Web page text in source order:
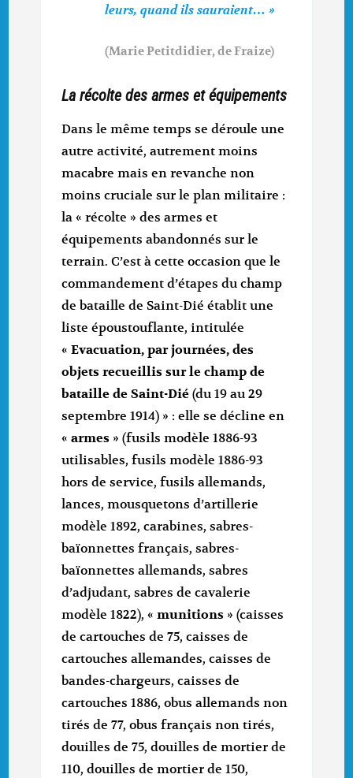
leurs, quand ils sauraient… »
(Marie Petitdidier, de Fraize)
La récolte des armes et équipements
Dans le même temps se déroule une
autre activité, autrement moins
macabre mais en revanche non
moins cruciale sur le plan militaire :
la « récolte » des armes et
équipements abandonnés sur le
terrain. C’est à cette occasion que le
commandement d’étapes du champ
de bataille de Saint-Dié établit une
liste époustouflante, intitulée
«Evacuation, par journées, des
objets recueillis sur le champ de
bataille de Saint-Dié (du 19 au 29
septembre 1914) » : elle se décline en
«armes » (fusils modèle 1886-93
utilisables, fusils modèle 1886-93
hors de service, fusils allemands,
lances, mousquetons d’artillerie
modèle 1892, carabines, sabres-
baïonnettes français, sabres-
baïonnettes allemands, sabres
d’adjudant, sabres de cavalerie
modèle 1822), «munitions » (caisses
de cartouches de 75, caisses de
cartouches allemandes, caisses de
bandes-chargeurs, caisses de
cartouches 1886, obus allemands non
tirés de 77, obus français non tirés,
douilles de 75, douilles de mortier de
110, douilles de mortier de 150,